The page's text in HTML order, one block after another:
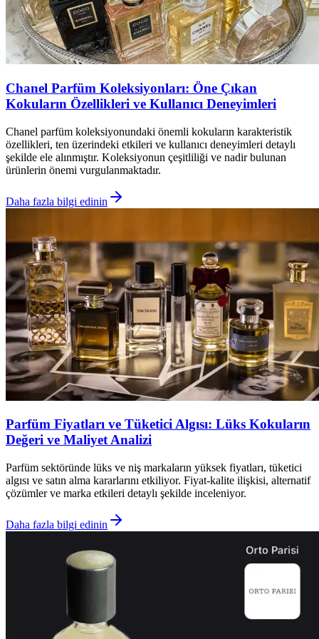
Chanel Parfüm Koleksiyonları: Öne Çıkan
Kokuların Özellikleri ve Kullanıcı Deneyimleri
Chanel parfüm koleksiyonundaki önemli kokuların karakteristik
özellikleri, ten üzerindeki etkileri ve kullanıcı deneyimleri detaylı
şekilde ele alınmıştır. Koleksiyonun çeşitliliği ve nadir bulunan
ürünlerin önemi vurgulanmaktadır.
Daha fazla bilgi edinin
Parfüm Fiyatları ve Tüketici Algısı: Lüks Kokuların
Değeri ve Maliyet Analizi
Parfüm sektöründe lüks ve niş markaların yüksek fiyatları, tüketici
algısı ve satın alma kararlarını etkiliyor. Fiyat-kalite ilişkisi, alternatif
çözümler ve marka etkileri detaylı şekilde inceleniyor.
Daha fazla bilgi edinin